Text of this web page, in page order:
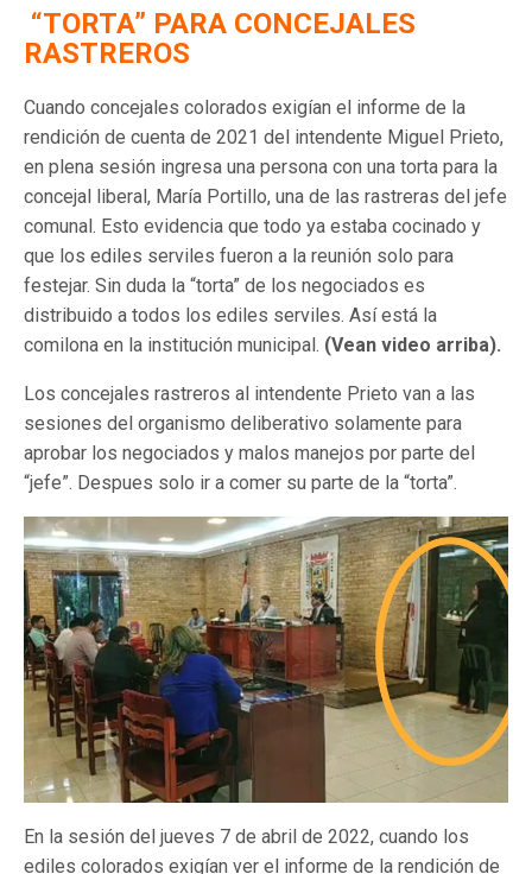
“TORTA” PARA CONCEJALES
RASTREROS
Cuando concejales colorados exigían el informe de la
rendición de cuenta de 2021 del intendente Miguel Prieto,
en plena sesión ingresa una persona con una torta para la
concejal liberal, María Portillo, una de las rastreras del jefe
comunal. Esto evidencia que todo ya estaba cocinado y
que los ediles serviles fueron a la reunión solo para
festejar. Sin duda la “torta” de los negociados es
distribuido a todos los ediles serviles. Así está la
comilona en la institución municipal. (Vean video arriba).
Los concejales rastreros al intendente Prieto van a las
sesiones del organismo deliberativo solamente para
aprobar los negociados y malos manejos por parte del
“jefe”. Despues solo ir a comer su parte de la “torta”.
En la sesión del jueves 7 de abril de 2022, cuando los
ediles colorados exigían ver el informe de la rendición de